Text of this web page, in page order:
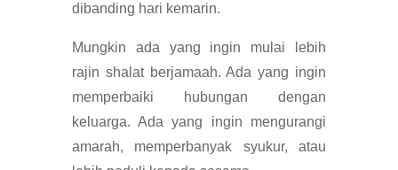
dibanding hari kemarin.
Mungkin ada yang ingin mulai lebih
rajin shalat berjamaah. Ada yang ingin
memperbaiki hubungan dengan
keluarga. Ada yang ingin mengurangi
amarah, memperbanyak syukur, atau